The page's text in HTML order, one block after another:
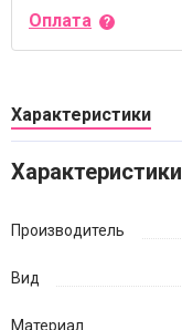
Оплата
Характеристики
Характеристики
Производитель
Вид
Материал